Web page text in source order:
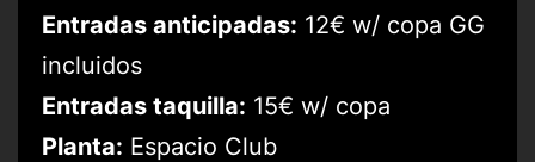
Entradas anticipadas: 12€ w/ copa GG
incluidos
Entradas taquilla: 15€ w/ copa
Planta: Espacio Club